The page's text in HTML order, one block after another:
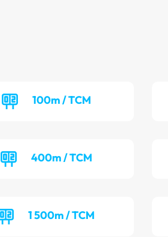
100m / TCM
400m / TCM
1 500m / TCM